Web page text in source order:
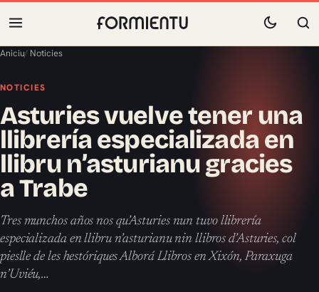
Aniciu/ Noticies
NOTICIES
Asturies vuelve tener una
llibrería especializada en
llibru n’asturianu gracies
a Trabe
Tres munchos años nos qu’Asturies nun tuvo llibrería
especializada en llibru n’asturianu nin llibros d’Asturies, col
pieslle de les hestóriques Alborá Llibros en Xixón, Paraxuga
n’Uviéu,…